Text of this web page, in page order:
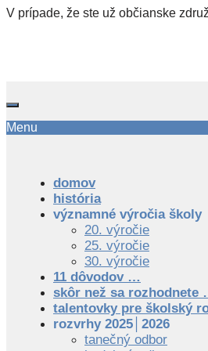
V prípade, že ste už občianske
Menu
domov
história
významné výročia školy
20. výročie
25. výročie
30. výročie
11 dôvodov …
skôr než sa rozhodnete
talentovky pre školský
rozvrhy 2025│2026
tanečný odbor